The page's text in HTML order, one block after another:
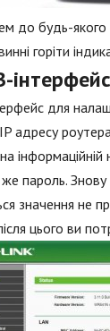
до будь-
горіти
інтерфейс
для
IP адресу
пароль.
значення не
цього ви